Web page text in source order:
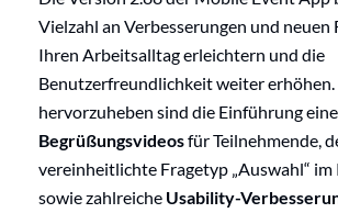
Vielzahl an Verbesserungen und neuen
Ihren Arbeitsalltag erleichtern und die
Benutzerfreundlichkeit weiter erhöhen.
hervorzuheben sind die Einführung
Begrüßungsvideosfür Teilnehmende,
vereinheitlichte Fragetyp „Auswahl“ im
sowie zahlreiche Usability-